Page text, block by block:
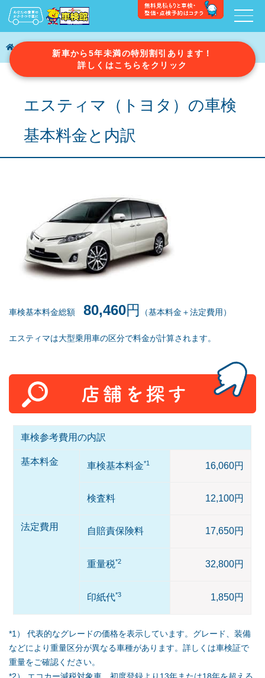
新車から5年未満の特別割引あります！
詳しくはこちらをクリック
エスティマ（トヨタ）の車検費用と内訳
エスティマ（トヨタ）の車検
基本料金と内訳
車検基本料金総額 80,460円 （基本料金＋法定費用）
エスティマは大型乗用車の区分で料金が計算されます。
車検参考費用の内訳
基本料金 車検基本料金*1 16,060円
検査料 12,100円
法定費用 自賠責保険料 17,650円
重量税*2 32,800円
印紙代*3 1,850円
*1） 代表的なグレードの価格を表示しています。グレード、装備
などにより重量区分が異なる車種があります。詳しくは車検証で
重量をご確認ください。